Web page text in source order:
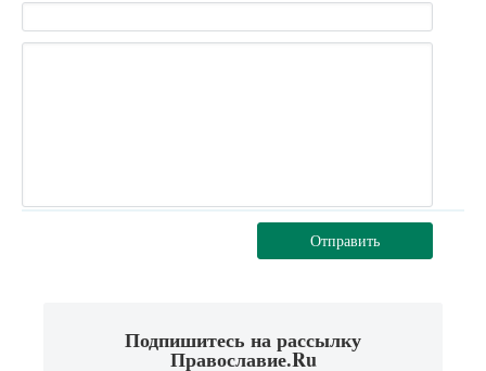
Отправить
Подпишитесь на рассылку
Православие.Ru